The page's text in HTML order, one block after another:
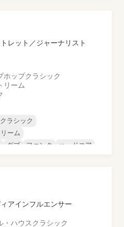
レット／ジャーナリスト
ホップクラシック
リーム
クラシック
ーム
ダブ ファンク
ハードコア
アインフルエンサー
・ハウスクラシック